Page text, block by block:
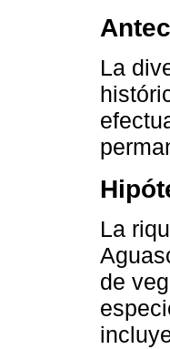
La
La
de